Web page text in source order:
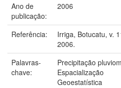
Ano de
publicação:
2006
Referência:
Irriga, Botucatu, v.
2006.
Palavras-
chave:
Precipitação
Espacialização
Geoestatística